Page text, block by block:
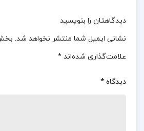
بگذارند و به سوی یک زندگی
کنند.
نظرات کلی کاربران در مورد کتاب
قلیان مرتضی الهی:
دیدگاهتان را بنویسید
نشانی ایمیل شما منتشر نخواهد شد.
علامت‌گذاری شده‌اند *
دیدگاه *